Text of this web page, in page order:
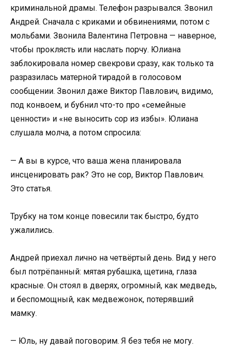
криминальной драмы. Телефон разрывался. Звонил
Андрей. Сначала с криками и обвинениями, потом с
мольбами. Звонила Валентина Петровна — наверное,
чтобы проклясть или наслать порчу. Юлиана
заблокировала номер свекрови сразу, как только та
разразилась матерной тирадой в голосовом
сообщении. Звонил даже Виктор Павлович, видимо,
под конвоем, и бубнил что-то про «семейные
ценности» и «не выносить сор из избы». Юлиана
слушала молча, а потом спросила:
— А вы в курсе, что ваша жена планировала
инсценировать рак? Это не сор, Виктор Павлович.
Это статья.
Трубку на том конце повесили так быстро, будто
ужалились.
Андрей приехал лично на четвёртый день. Вид у него
был потрёпанный: мятая рубашка, щетина, глаза
красные. Он стоял в дверях, огромный, как медведь,
и беспомощный, как медвежонок, потерявший
мамку.
— Юль, ну давай поговорим. Я без тебя не могу.